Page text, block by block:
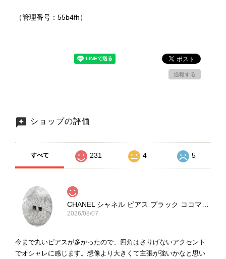
（管理番号：55b4fh）
通報する
ショップの評価
すべて 231 4 5
2026/08/07
今まで丸いピアスが多かったので、四角はさりげないアクセント
でオシャレに感じます。想像より大きくて主張が強いかなと思い